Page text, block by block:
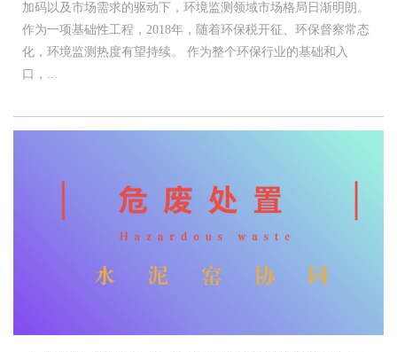
加码以及市场需求的驱动下，环境监测领域市场格局日渐明朗。
作为一项基础性工程，2018年，随着环保税开征、环保督察常态
化，环境监测热度有望持续。 作为整个环保行业的基础和入
口，...